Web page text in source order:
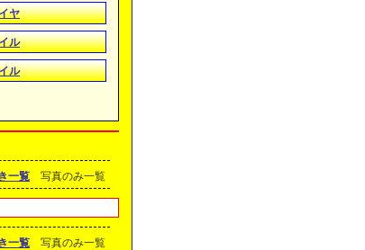
ヤ
ル
ル
一覧 写真のみ一覧
一覧 写真のみ一覧